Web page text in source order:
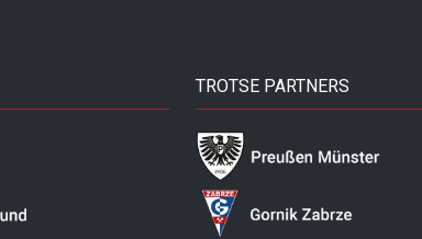
TROTSE PARTNERS